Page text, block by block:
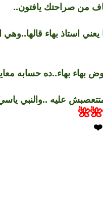
من صراحتك يافتون..
يعني استاذ بهاء
بهاء بهاء..ده حسابه
عليه ..والنبي